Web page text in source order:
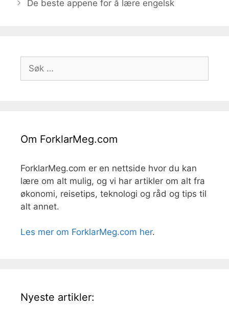
De beste appene for å lære engelsk
etter:
Om ForklarMeg.com
ForklarMeg.com er en nettside hvor du kan
lære om alt mulig, og vi har artikler om alt fra
økonomi, reisetips, teknologi og råd og tips til
alt annet.
Les mer om ForklarMeg.com her.
Nyeste artikler: